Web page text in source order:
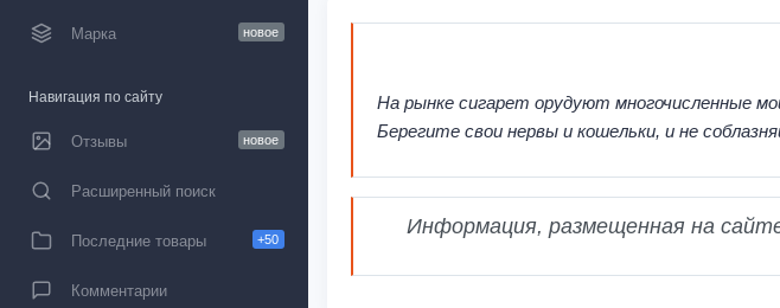
Марка новое
Навигация по сайту
Отзывы новое
Расширенный поиск
Последние товары +50
Комментарии
На рынке сигарет орудуют многочисленные
Берегите свои нервы и кошельки, и не
Информация, размещенная на